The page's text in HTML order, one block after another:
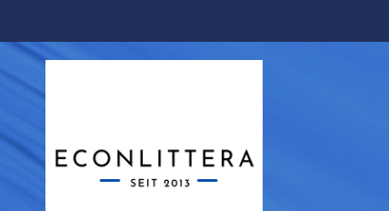
Inhalt
springen